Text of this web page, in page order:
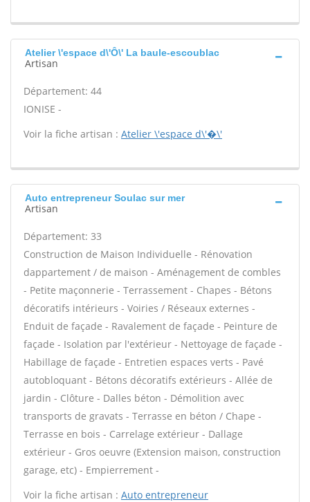
Atelier \'espace d\'Ô\' La baule-escoublac
Artisan
Département: 44
IONISE -
Voir la fiche artisan : Atelier \'espace d\'�\'
Auto entrepreneur Soulac sur mer
Artisan
Département: 33
Construction de Maison Individuelle - Rénovation
dappartement / de maison - Aménagement de combles
- Petite maçonnerie - Terrassement - Chapes - Bétons
décoratifs intérieurs - Voiries / Réseaux externes -
Enduit de façade - Ravalement de façade - Peinture de
façade - Isolation par l'extérieur - Nettoyage de façade -
Habillage de façade - Entretien espaces verts - Pavé
autobloquant - Bétons décoratifs extérieurs - Allée de
jardin - Clôture - Dalles béton - Démolition avec
transports de gravats - Terrasse en béton / Chape -
Terrasse en bois - Carrelage extérieur - Dallage
extérieur - Gros oeuvre (Extension maison, construction
garage, etc) - Empierrement -
Voir la fiche artisan : Auto entrepreneur